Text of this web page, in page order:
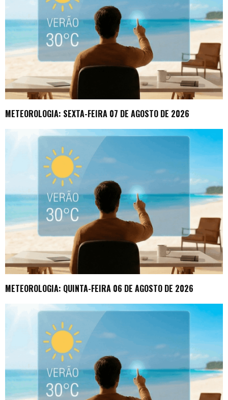
METEOROLOGIA: SEXTA-FEIRA 07 DE AGOSTO DE 2026
METEOROLOGIA: QUINTA-FEIRA 06 DE AGOSTO DE 2026